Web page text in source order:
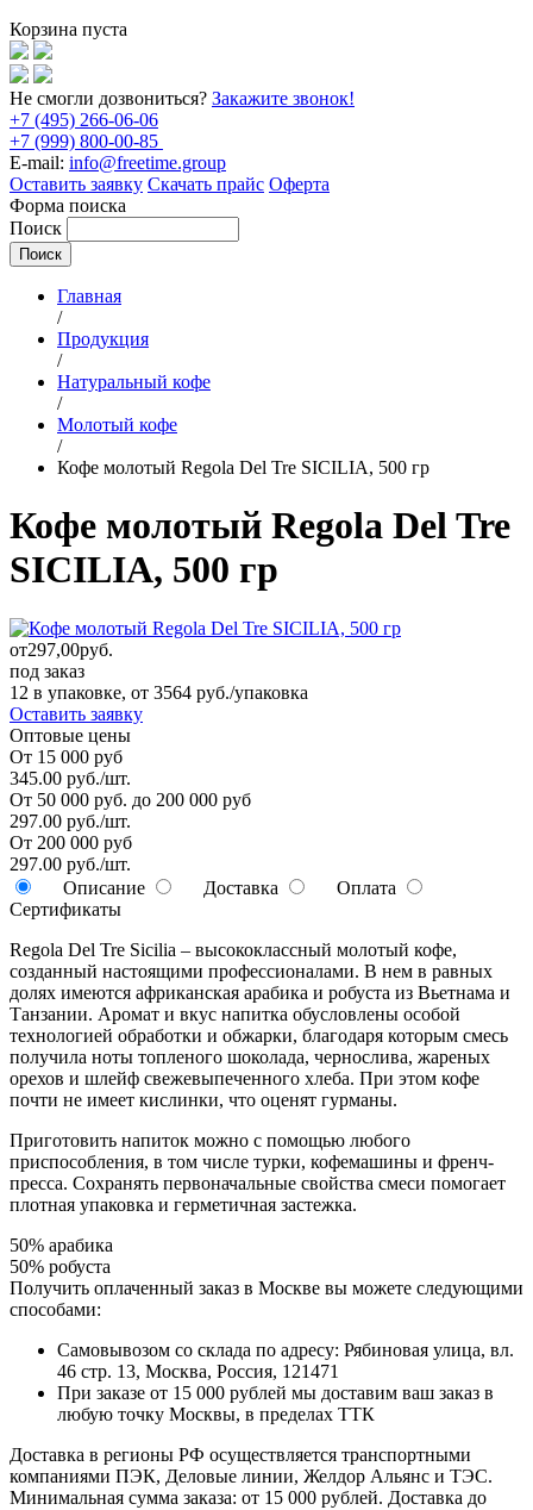
Корзина пуста
Не смогли дозвониться? Закажите звонок!
+7 (495) 266-06-06
+7 (999) 800-00-85
E-mail: info@freetime.group
Оставить заявку Скачать прайс Оферта
Форма поиска
Поиск
Главная
/
Продукция
/
Натуральный кофе
/
Молотый кофе
/
Кофе молотый Regola Del Tre SICILIA, 500 гр
Кофе молотый Regola Del Tre
SICILIA, 500 гр
от297,00руб.
под заказ
12 в упаковке, от 3564 руб./упаковка
Оставить заявку
Оптовые цены
От 15 000 руб
345.00 руб./шт.
От 50 000 руб. до 200 000 руб
297.00 руб./шт.
От 200 000 руб
297.00 руб./шт.
Описание
Доставка
Оплата
Сертификаты
Regola Del Tre Sicilia – высококлассный молотый кофе,
созданный настоящими профессионалами. В нем в равных
долях имеются африканская арабика и робуста из Вьетнама и
Танзании. Аромат и вкус напитка обусловлены особой
технологией обработки и обжарки, благодаря которым смесь
получила ноты топленого шоколада, чернослива, жареных
орехов и шлейф свежевыпеченного хлеба. При этом кофе
почти не имеет кислинки, что оценят гурманы.
Приготовить напиток можно с помощью любого
приспособления, в том числе турки, кофемашины и френч-
пресса. Сохранять первоначальные свойства смеси помогает
плотная упаковка и герметичная застежка.
50% арабика
50% робуста
Получить оплаченный заказ в Москве вы можете следующими
способами:
Самовывозом со склада по адресу: Рябиновая улица, вл.
46 стр. 13, Москва, Россия, 121471
При заказе от 15 000 рублей мы доставим ваш заказ в
любую точку Москвы, в пределах ТТК
Доставка в регионы РФ осуществляется транспортными
компаниями ПЭК, Деловые линии, Желдор Альянс и ТЭС.
Минимальная сумма заказа: от 15 000 рублей. Доставка до